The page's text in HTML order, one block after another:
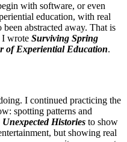
with software, or even
education, with real
been abstracted away. That is
I wrote Surviving Spring
of Experiential Education.
I continued practicing the
spotting patterns and
Unexpected Histories to show
but showing real